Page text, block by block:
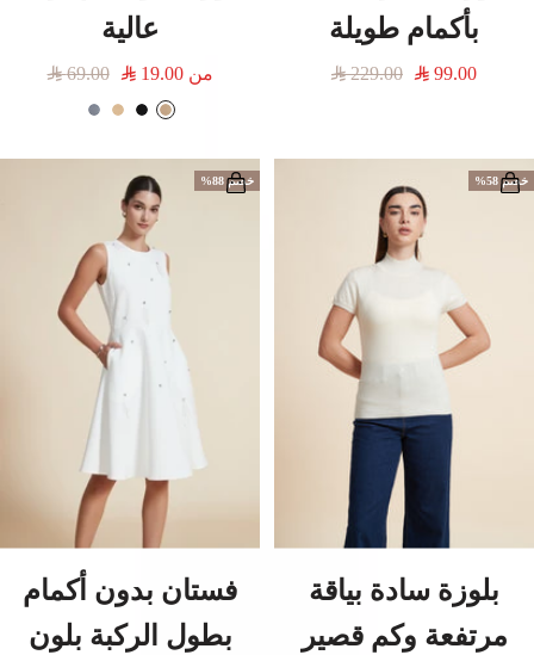
بأكمام طويلة
السعر
99.00
السعر
229.00
عالية
السعر
المخفَّض
من19.00
السعر
العادي
69.00
ب
ج
أ
و
د
ب
ر
ي
خصم 58%
بلوزة سادة بياقة
مرتفعة وكم قصير
خصم 88%
فستان بدون أكمام
بطول الركبة بلون